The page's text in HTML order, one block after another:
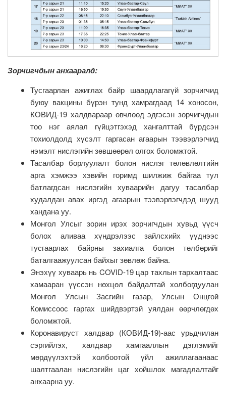
Зорчигчдын анхааралд:
Тусгаарлан ажиглах байр шаардлагагүй зорчигчид
буюу вакцины бүрэн тунд хамрагдаад 14 хоносон,
КОВИД-19 халдвараар өвчлөөд эдгэсэн зорчигчдын
тоо нэг аялал гүйцэтгэхэд хангалттай бүрдсэн
тохиолдолд хүсэлт гаргасан агаарын тээвэрлэгчид
нэмэлт нислэгийн зөвшөөрөл олгох боломжтой.
Тасалбар борлуулалт болон нислэг төлөвлөлтийн
арга хэмжээ хэвийн горимд шилжиж байгаа тул
батлагдсан нислэгийн хуваарийн дагуу тасалбар
худалдан авах иргэд агаарын тээвэрлэгчдэд шууд
хандана уу.
Монгол Улсыг зорин ирэх зорчигчдын хувьд үүсч
болох аливаа хүндрэлээс зайлсхийх үүднээс
тусгаарлах байрны захиалга болон төлбөрийг
баталгаажуулсан байхыг зөвлөж байна.
Энэхүү хуваарь нь COVID-19 цар тахлын тархалтаас
хамааран үүссэн нөхцөл байдалтай холбогдуулан
Монгол Улсын Засгийн газар, Улсын Онцгой
Комиссоос гаргах шийдвэртэй уялдан өөрчлөгдөх
боломжтой.
Коронавируст халдвар (КОВИД-19)-аас урьдчилан
сэргийлэх, халдвар хамгааллын дэглэмийг
мөрдүүлэхтэй холбоотой үйл ажиллагаанаас
шалтгаалан нислэгийн цаг хойшлох магадлалтайг
анхаарна уу.